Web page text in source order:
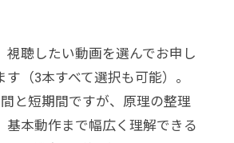
視聴したい動画を選んでお申し
（3本すべて選択も可能）。
と短期間ですが、原理の整理
基本動作まで幅広く理解できる